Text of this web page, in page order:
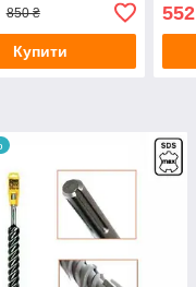
850 ₴
Купити
552